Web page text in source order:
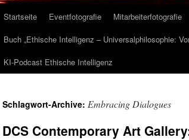
Zum
Inhalt
springen
Startseite Eventfotografie Mitarbeiterfotografie
Buch „Ethische Intelligenz – Universalphilosophie:
KI-Podcast Ethische Intelligenz
Schlagwort-Archive: Embracing Dialogues
DCS Contemporary Art